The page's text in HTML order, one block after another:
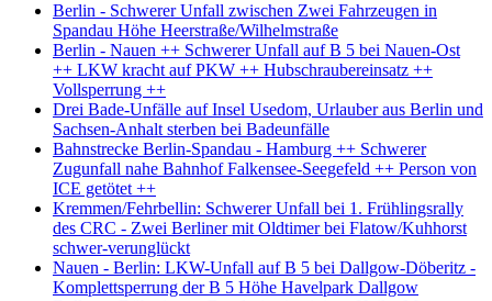
Berlin - Schwerer Unfall zwischen Zwei Fahrzeugen in
Spandau Höhe Heerstraße/Wilhelmstraße
Berlin - Nauen ++ Schwerer Unfall auf B 5 bei Nauen-Ost
++ LKW kracht auf PKW ++ Hubschraubereinsatz ++
Vollsperrung ++
Drei Bade-Unfälle auf Insel Usedom, Urlauber aus Berlin und
Sachsen-Anhalt sterben bei Badeunfälle
Bahnstrecke Berlin-Spandau - Hamburg ++ Schwerer
Zugunfall nahe Bahnhof Falkensee-Seegefeld ++ Person von
ICE getötet ++
Kremmen/Fehrbellin: Schwerer Unfall bei 1. Frühlingsrally
des CRC - Zwei Berliner mit Oldtimer bei Flatow/Kuhhorst
schwer-verunglückt
Nauen - Berlin: LKW-Unfall auf B 5 bei Dallgow-Döberitz -
Komplettsperrung der B 5 Höhe Havelpark Dallgow